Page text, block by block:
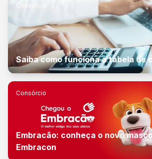
Consórcio
Saiba como funciona a tabela de
Consórcio
Embracão: conheça o novo
Embracon